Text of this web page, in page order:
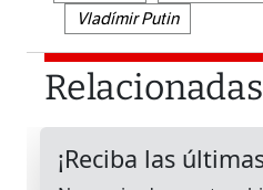
Vladímir Putin
Relacionadas